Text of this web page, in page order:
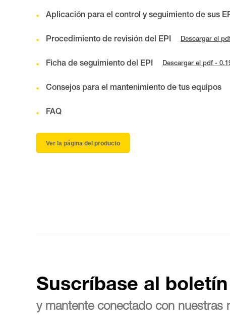
Aplicación para el control y seguimiento de sus
Procedimiento de revisión del EPI Descargar el
Ficha de seguimiento del EPI Descargar el pdf -
Consejos para el mantenimiento de tus equipos
FAQ
Ver la página del producto
Suscríbase al boletín
y mantente conectado con nuestras